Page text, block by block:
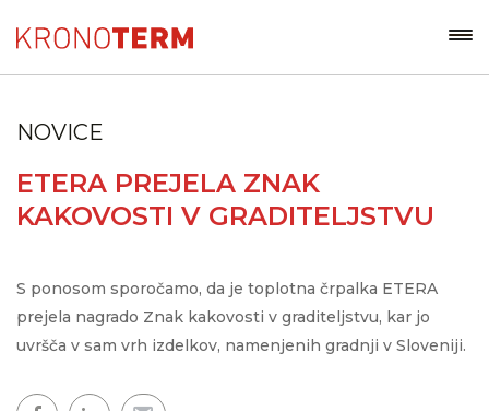
NOVICE
ETERA PREJELA ZNAK
KAKOVOSTI V GRADITELJSTVU
S ponosom sporočamo, da je toplotna črpalka ETERA
prejela nagrado Znak kakovosti v graditeljstvu, kar jo
uvršča v sam vrh izdelkov, namenjenih gradnji v Sloveniji.